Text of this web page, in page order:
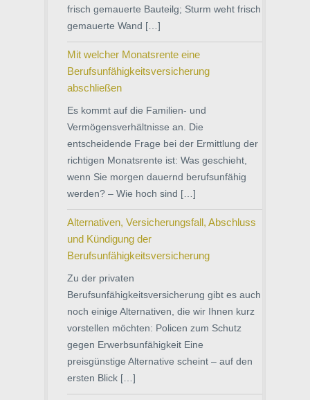
frisch gemauerte Bauteilg; Sturm weht frisch
gemauerte Wand […]
Mit welcher Monatsrente eine
Berufsunfähigkeitsversicherung
abschließen
Es kommt auf die Familien- und
Vermögensverhältnisse an. Die
entscheidende Frage bei der Ermittlung der
richtigen Monatsrente ist: Was geschieht,
wenn Sie morgen dauernd berufsunfähig
werden? – Wie hoch sind […]
Alternativen, Versicherungsfall, Abschluss
und Kündigung der
Berufsunfähigkeitsversicherung
Zu der privaten
Berufsunfähigkeitsversicherung gibt es auch
noch einige Alternativen, die wir Ihnen kurz
vorstellen möchten: Policen zum Schutz
gegen Erwerbsunfähigkeit Eine
preisgünstige Alternative scheint – auf den
ersten Blick […]